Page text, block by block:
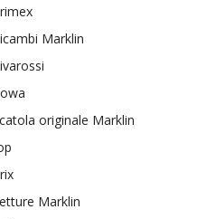
Marklin
originale Marklin
Marklin